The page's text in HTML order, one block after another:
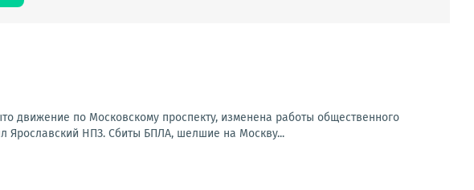
движение по Московскому проспекту, изменена работы общественного
Ярославский НПЗ. Сбиты БПЛА, шелшие на Москву...